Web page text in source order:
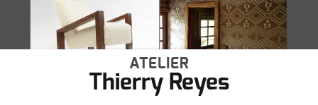
ATELIER
Thierry Reyes